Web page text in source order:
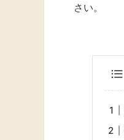
さい。